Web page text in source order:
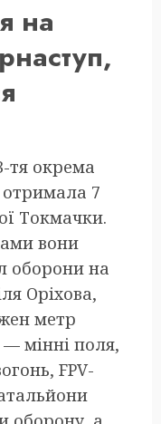
на
тя окрема
7
Токмачки.
вони
оборони на
Оріхова,
метр
мінні поля,
FPV-